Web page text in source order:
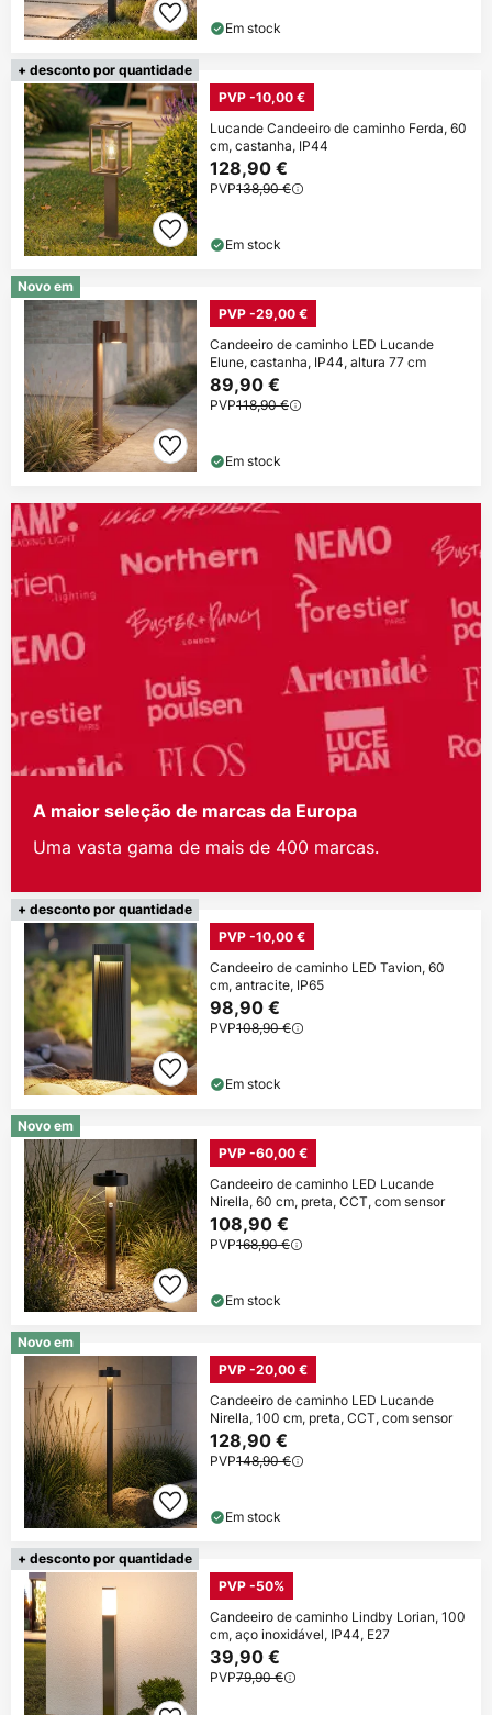
Em stock
+ desconto por quantidade
PVP -10,00 €
Lucande Candeeiro de caminho Ferda, 60
cm, castanha, IP44
128,90 €
PVP138,90 €
Em stock
Novo em
PVP -29,00 €
Candeeiro de caminho LED Lucande
Elune, castanha, IP44, altura 77 cm
89,90 €
PVP118,90 €
Em stock
A maior seleção de marcas da Europa
Uma vasta gama de mais de 400 marcas.
+ desconto por quantidade
PVP -10,00 €
Candeeiro de caminho LED Tavion, 60
cm, antracite, IP65
98,90 €
PVP108,90 €
Em stock
Novo em
PVP -60,00 €
Candeeiro de caminho LED Lucande
Nirella, 60 cm, preta, CCT, com sensor
108,90 €
PVP168,90 €
Em stock
Novo em
PVP -20,00 €
Candeeiro de caminho LED Lucande
Nirella, 100 cm, preta, CCT, com sensor
128,90 €
PVP148,90 €
Em stock
+ desconto por quantidade
PVP -50%
Candeeiro de caminho Lindby Lorian, 100
cm, aço inoxidável, IP44, E27
39,90 €
PVP79,90 €